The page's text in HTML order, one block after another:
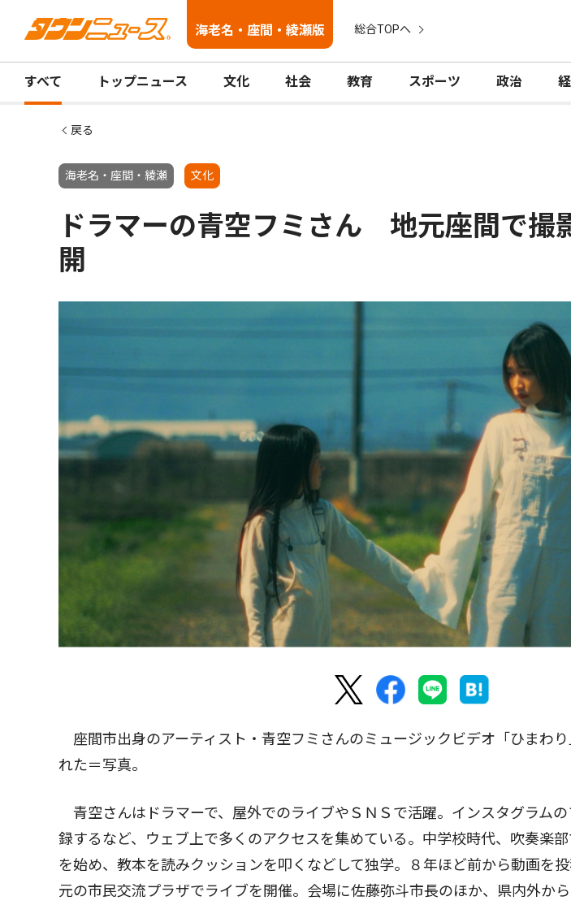
海老名・座間・綾瀬版 総合TOPへ
すべて トップニュース 文化 社会 教育 スポーツ 政治
戻る
海老名・座間・綾瀬 文化
ドラマーの青空フミさん 地元座間で撮
開
座間市出身のアーティスト・青空フミさんのミュージックビデオ「ひまわ
れた＝写真。
青空さんはドラマーで、屋外でのライブやＳＮＳで活躍。インスタグラム
録するなど、ウェブ上で多くのアクセスを集めている。中学校時代、吹奏楽
を始め、教本を読みクッションを叩くなどして独学。８年ほど前から動画を
元の市民交流プラザでライブを開催。会場に佐藤弥斗市長のほか、県内外から